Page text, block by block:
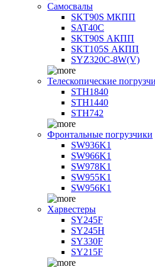
Самосвалы
SKT90S МКПП
SAT40C
SKT90S АКПП
SKT105S АКПП
SYZ320C-8W(V)
Телескопические
STH1840
STH1440
STH742
Фронтальные погрузчики
SW936K1
SW966K1
SW978K1
SW955K1
SW956K1
Харвестеры
SY245F
SY245H
SY330F
SY215F